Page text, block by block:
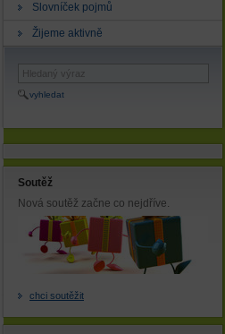
Slovníček pojmů
Žijeme aktivně
vyhledat
Soutěž
Nová soutěž začne co nejdříve.
chci soutěžit